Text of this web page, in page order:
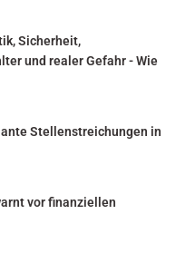
Sicherheit,
und realer Gefahr - Wie
Stellenstreichungen in
vor finanziellen